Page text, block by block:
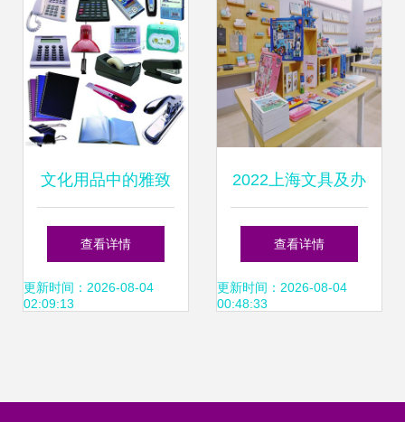
文化用品中的雅致
之选 茶壶零售的艺
术与商业价值
查看详情
更新时间：2026-08-04
02:09:13
2022上海文具及办
公用品展览会 聚焦
创新，赋能商业未
查看详情
更新时间：2026-08-04
00:48:33